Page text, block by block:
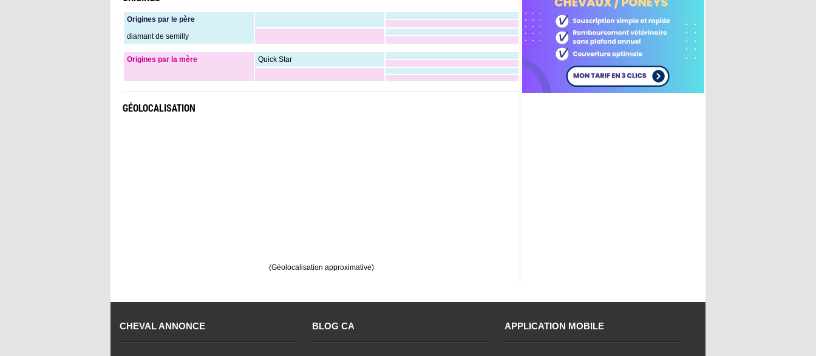
Origines par le père
diamant de semilly
Origines par la mère Quick Star
GÉOLOCALISATION
(Géolocalisation approximative)
CHEVAL ANNONCE BLOG CA APPLICATION MOBILE